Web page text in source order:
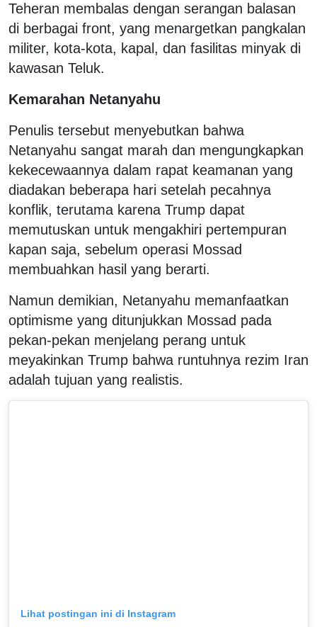
Teheran membalas dengan serangan balasan
di berbagai front, yang menargetkan pangkalan
militer, kota-kota, kapal, dan fasilitas minyak di
kawasan Teluk.
Kemarahan Netanyahu
Penulis tersebut menyebutkan bahwa
Netanyahu sangat marah dan mengungkapkan
kekecewaannya dalam rapat keamanan yang
diadakan beberapa hari setelah pecahnya
konflik, terutama karena Trump dapat
memutuskan untuk mengakhiri pertempuran
kapan saja, sebelum operasi Mossad
membuahkan hasil yang berarti.
Namun demikian, Netanyahu memanfaatkan
optimisme yang ditunjukkan Mossad pada
pekan-pekan menjelang perang untuk
meyakinkan Trump bahwa runtuhnya rezim Iran
adalah tujuan yang realistis.
Lihat postingan ini di Instagram